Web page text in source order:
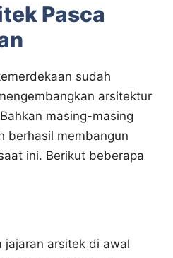
Pasca
sudah
arsitektur
masing-masing
berhasil membangun
ini. Berikut beberapa
jajaran arsitek di awal